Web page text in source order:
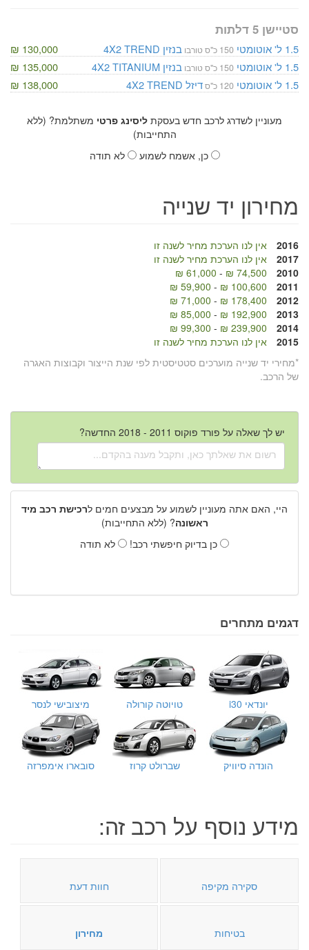
סטיישן 5 דלתות
1.5 ל' אוטומטי 150 כ"ס טורבו בנזין 4X2TREND
130,000 ₪
1.5 ל'
אוטומטי 150 כ"ס טורבו בנזין 4X2TITANIUM
135,000 ₪
1.5 ל'
אוטומטי 120 כ"ס דיזל 4X2TREND
138,000 ₪
מעוניין לשדרג לרכב חדש בעסקת ליסינג פרטי משתלמת? (ללא
התחייבות)
כן, אשמח לשמוע
לא תודה
מחירון יד שנייה
2016
אין לנו הערכת מחיר לשנה זו
2017
אין לנו הערכת מחיר לשנה זו
2010
74,500 ₪
-
61,000 ₪
2011
100,600 ₪
-
59,900 ₪
2012
178,400 ₪
-
71,000 ₪
2013
192,900 ₪
-
85,000 ₪
2014
239,900 ₪
-
99,300 ₪
2015
אין לנו הערכת מחיר לשנה זו
*מחירי יד שנייה מוערכים סטטיסטית לפי שנת הייצור וקבוצות האגרה
של הרכב.
יש לך שאלה על פורד פוקוס 2011 - 2018 החדשה?
היי, האם אתה מעוניין לשמוע על מבצעים חמים לרכישת רכב מיד
ראשונה? (ללא התחייבות)
כן בדיוק חיפשתי רכב!
לא תודה
דגמים מתחרים
יונדאי i30 טויוטה קורולה מיצובישי לנסר
הונדה סיוויק שברולט קרוז סובארו אימפרזה
מידע נוסף על רכב זה:
סקירה מקיפה חוות דעת
בטיחות מחירון